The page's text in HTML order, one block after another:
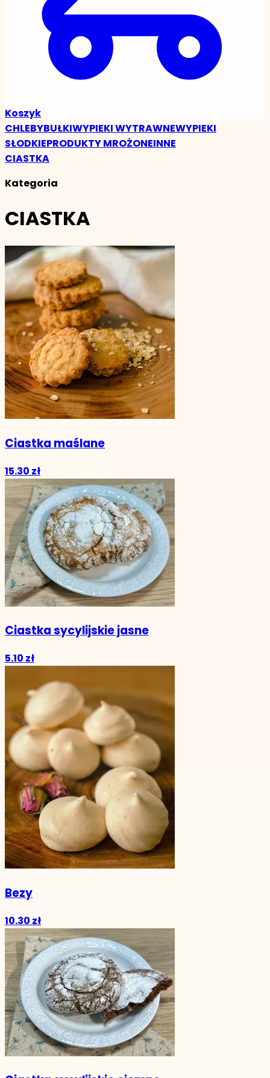
Koszyk
CHLEBYBUŁKIWYPIEKI WYTRAWNEWYPIEKI
SŁODKIEPRODUKTY MROŻONEINNE
CIASTKA
Kategoria
CIASTKA
Ciastka maślane
15.30 zł
Ciastka sycylijskie jasne
5.10 zł
Bezy
10.30 zł